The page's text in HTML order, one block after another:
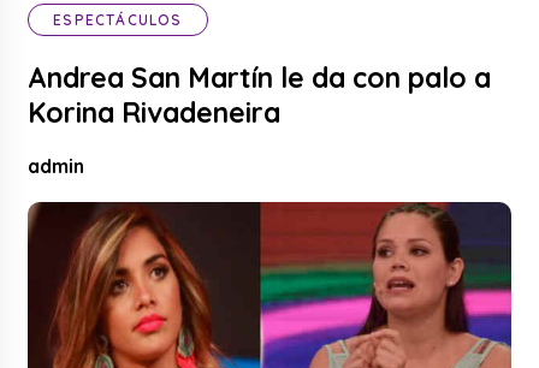
ESPECTÁCULOS
Andrea San Martín le da con palo a
Korina Rivadeneira
admin